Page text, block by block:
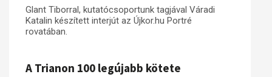
Adatbázis
Emlékművek (feltöltés alatt)
Visszhang
Kapcsolat
Glant Tiborral, kutatócsoportunk tagjával Váradi
Katalin készített interjút az Újkor.hu Portré
rovatában.
A Trianon 100 legújabb kötete